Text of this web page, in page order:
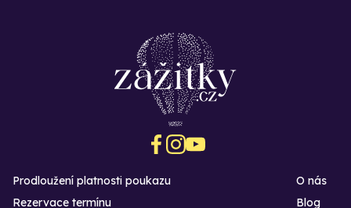
Prodloužení platnosti poukazu
Rezervace termínu
O nás
Blog